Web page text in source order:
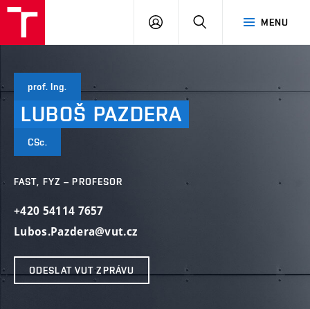
MENU
PŘIHLÁSIT
prof. Ing.
LUBOŠ PAZDERA
CSc.
FAST, FYZ – PROFESOR
+420 54114 7657
Lubos.Pazdera@vut.cz
ODESLAT VUT ZPRÁVU